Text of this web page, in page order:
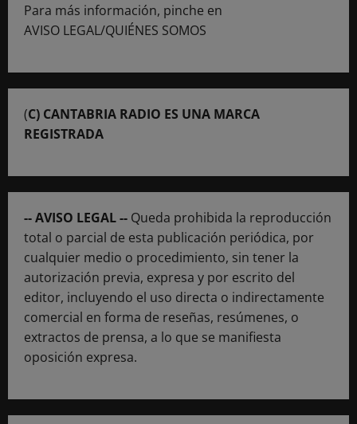
Para más información, pinche en
AVISO LEGAL/QUIÉNES SOMOS
(C) CANTABRIA RADIO ES UNA MARCA
REGISTRADA
-- AVISO LEGAL -- Queda prohibida la reproducción
total o parcial de esta publicación periódica, por
cualquier medio o procedimiento, sin tener la
autorización previa, expresa y por escrito del
editor, incluyendo el uso directa o indirectamente
comercial en forma de reseñas, resúmenes, o
extractos de prensa, a lo que se manifiesta
oposición expresa.